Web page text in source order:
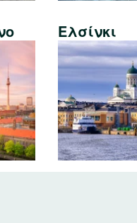
Ελσίνκι